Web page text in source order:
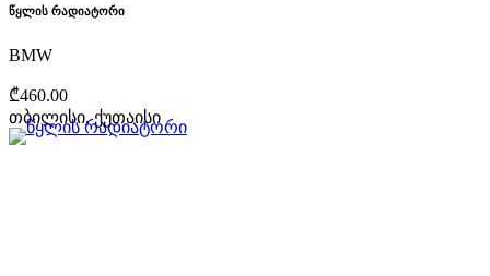
წყლის რადიატორი
BMW
₾460.00
თბილისი, ქუთაისი